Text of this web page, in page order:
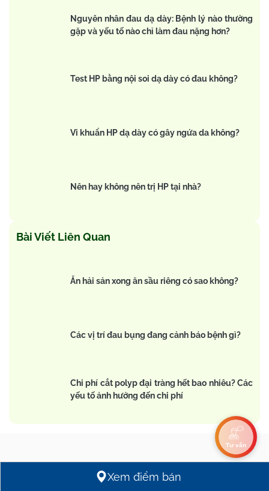
Nguyên nhân đau dạ dày: Bệnh lý nào thường
gặp và yếu tố nào chỉ làm đau nặng hơn?
Test HP bằng nội soi dạ dày có đau không?
Vi khuẩn HP dạ dày có gây ngứa da không?
Nên hay không nên trị HP tại nhà?
Bài Viết Liên Quan
Ăn hải sản xong ăn sầu riêng có sao không?
Các vị trí đau bụng đang cảnh báo bệnh gì?
Chi phí cắt polyp đại tràng hết bao nhiêu? Các
yếu tố ảnh hưởng đến chi phí
Bài viết liên quan
Tư vấn
Xem điểm bán